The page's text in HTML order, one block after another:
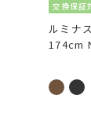
交換保証
ルミナ
174cm